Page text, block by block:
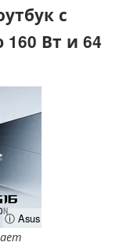
с
Вт и 64
ⓘ Asus